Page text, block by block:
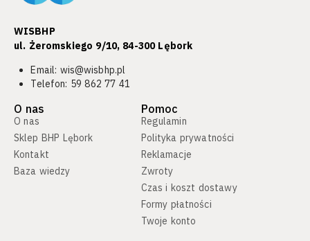
WISBHP
ul. Żeromskiego 9/10, 84-300 Lębork​
Email: wis@wisbhp.pl
Telefon: 59 862 77 41
O nas
O nas
Sklep BHP Lębork
Kontakt
Baza wiedzy
Pomoc
Regulamin
Polityka prywatności
Reklamacje
Zwroty
Czas i koszt dostawy
Formy płatności
Twoje konto